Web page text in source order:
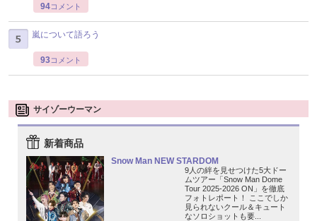
94コメント
嵐について語ろう
93コメント
サイゾーウーマン
新着商品
Snow Man NEW STARDOM
9人の絆を見せつけた5大ドー
ムツアー「Snow Man Dome
Tour 2025-2026 ON」を徹底
フォトレポート！ ここでしか
見られないクール＆キュート
なソロショットも要...